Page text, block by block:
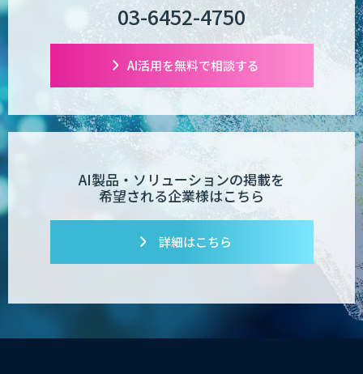
業務特化型AIエージェントの開発支援
「業務AIプロ」
Dify導入支援
Dify開発支援
03-6452-4750
AI活用を無料で相談する
AI製品・ソリューションの掲載を
希望される企業様はこちら
詳細はこちら